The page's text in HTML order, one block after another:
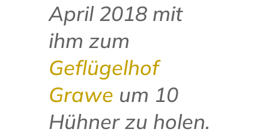
April 2018 mit
ihm zum
Geflügelhof
Grawe um 10
Hühner zu holen.